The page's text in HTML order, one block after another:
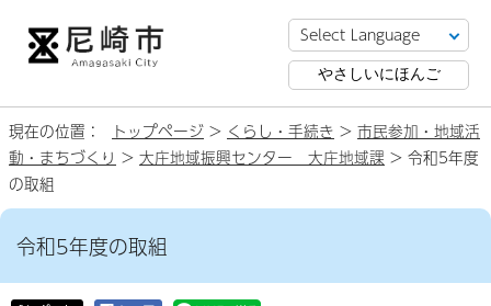
やさしいにほんご
現在の位置： トップページ > くらし・手続き > 市民参加・地域活
動・まちづくり > 大庄地域振興センター 大庄地域課 > 令和5年度
の取組
令和5年度の取組